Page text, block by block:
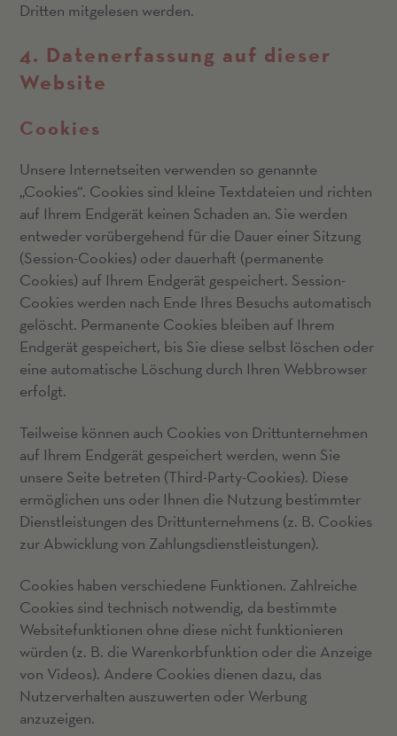
Dritten mitgelesen werden.
4. Datenerfassung auf dieser
Website
Cookies
Unsere Internetseiten verwenden so genannte
„Cookies“. Cookies sind kleine Textdateien und richten
auf Ihrem Endgerät keinen Schaden an. Sie werden
entweder vorübergehend für die Dauer einer Sitzung
(Session-Cookies) oder dauerhaft (permanente
Cookies) auf Ihrem Endgerät gespeichert. Session-
Cookies werden nach Ende Ihres Besuchs automatisch
gelöscht. Permanente Cookies bleiben auf Ihrem
Endgerät gespeichert, bis Sie diese selbst löschen oder
eine automatische Löschung durch Ihren Webbrowser
erfolgt.
Teilweise können auch Cookies von Drittunternehmen
auf Ihrem Endgerät gespeichert werden, wenn Sie
unsere Seite betreten (Third-Party-Cookies). Diese
ermöglichen uns oder Ihnen die Nutzung bestimmter
Dienstleistungen des Drittunternehmens (z. B. Cookies
zur Abwicklung von Zahlungsdienstleistungen).
Cookies haben verschiedene Funktionen. Zahlreiche
Cookies sind technisch notwendig, da bestimmte
Websitefunktionen ohne diese nicht funktionieren
würden (z. B. die Warenkorbfunktion oder die Anzeige
von Videos). Andere Cookies dienen dazu, das
Nutzerverhalten auszuwerten oder Werbung
anzuzeigen.